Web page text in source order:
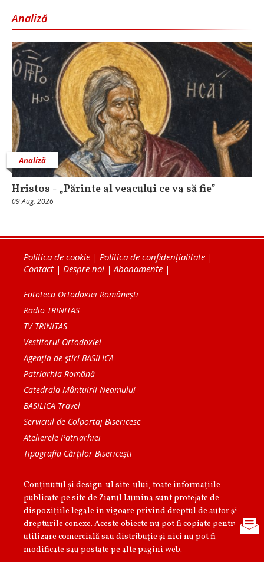
Analiză
Analiză
Hristos - „Părinte al veacului ce va să fie”
09 Aug, 2026
Politica de cookie | Politica de confidențialitate |
Contact| Despre noi | Abonamente |
Fototeca Ortodoxiei Românești
Radio TRINITAS
TV TRINITAS
Vestitorul Ortodoxiei
Agenţia de ştiri BASILICA
Patriarhia Română
Catedrala Mântuirii Neamului
BASILICA Travel
Serviciul de Colportaj Bisericesc
Atelierele Patriarhiei
Tipografia Cărţilor Bisericeşti
Conținutul și design-ul site-ului, toate informaţiile
publicate pe site de Ziarul Lumina sunt protejate de
dispoziţiile legale în vigoare privind dreptul de autor şi
drepturile conexe. Aceste obiecte nu pot fi copiate pentru
utilizare comercială sau distribuţie şi nici nu pot fi
modificate sau postate pe alte pagini web.